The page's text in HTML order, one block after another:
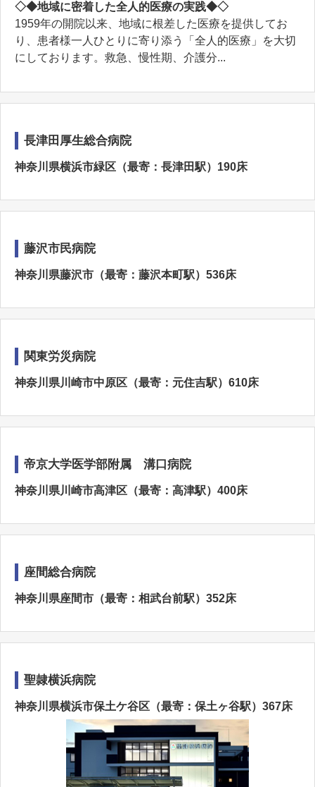
◇◆地域に密着した全人的医療の実践◆◇
1959年の開院以来、地域に根差した医療を提供してお
り、患者様一人ひとりに寄り添う「全人的医療」を大切
にしております。救急、慢性期、介護分...
長津田厚生総合病院
神奈川県横浜市緑区（最寄：長津田駅）190床
藤沢市民病院
神奈川県藤沢市（最寄：藤沢本町駅）536床
関東労災病院
神奈川県川崎市中原区（最寄：元住吉駅）610床
帝京大学医学部附属 溝口病院
神奈川県川崎市高津区（最寄：高津駅）400床
座間総合病院
神奈川県座間市（最寄：相武台前駅）352床
聖隷横浜病院
神奈川県横浜市保土ケ谷区（最寄：保土ヶ谷駅）367床